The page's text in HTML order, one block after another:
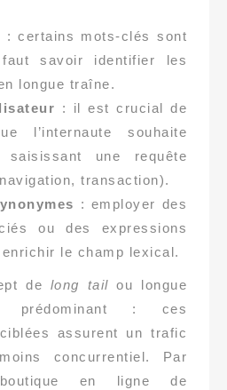
: certains mots-clés sont
savoir identifier les
longue traîne.
: il est crucial de
l’internaute souhaite
saisissant une requête
transaction).
: employer des
ou des expressions
le champ lexical.
de long tail ou longue
prédominant : ces
assurent un trafic
concurrentiel. Par
en ligne de